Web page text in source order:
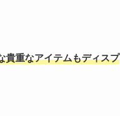
貴重なアイテムもディスプ